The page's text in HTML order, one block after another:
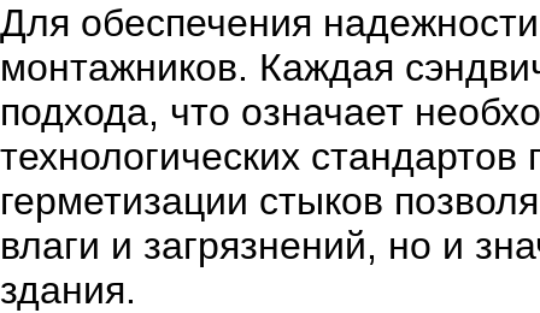
Для обеспечения
монтажников. Каждая
подхода, что означает
технологических
герметизации стыков
влаги и загрязнений, но и
здания.